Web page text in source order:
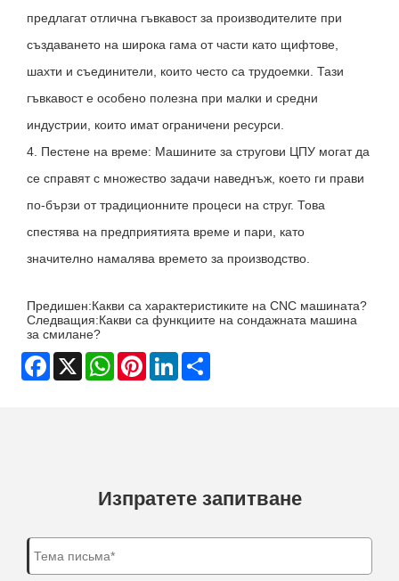
предлагат отлична гъвкавост за производителите при
създаването на широка гама от части като щифтове,
шахти и съединители, които често са трудоемки. Тази
гъвкавост е особено полезна при малки и средни
индустрии, които имат ограничени ресурси.
4. Пестене на време: Машините за стругови ЦПУ могат да
се справят с множество задачи наведнъж, което ги прави
по-бързи от традиционните процеси на струг. Това
спестява на предприятията време и пари, като
значително намалява времето за производство.
Предишен:Какви са характеристиките на CNC машината?
Следващия:Какви са функциите на сондажната машина
за смилане?
Facebook
X WhatsAppPinterestLinkedIn
Изпратете запитване